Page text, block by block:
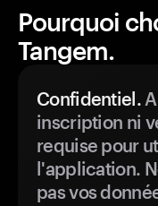
Pourquoi
Tangem.
Confidentiel.
inscription ni
requise pour
l'application.
pas vos